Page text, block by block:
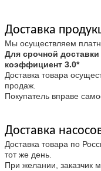
Доставка
Мы осуществляем
Для срочной
коэффициент 3.0*
Доставка товара
продаж.
Покупатель вправе
Доставка
Доставка товара по
тот же день.
При желании, заказчик